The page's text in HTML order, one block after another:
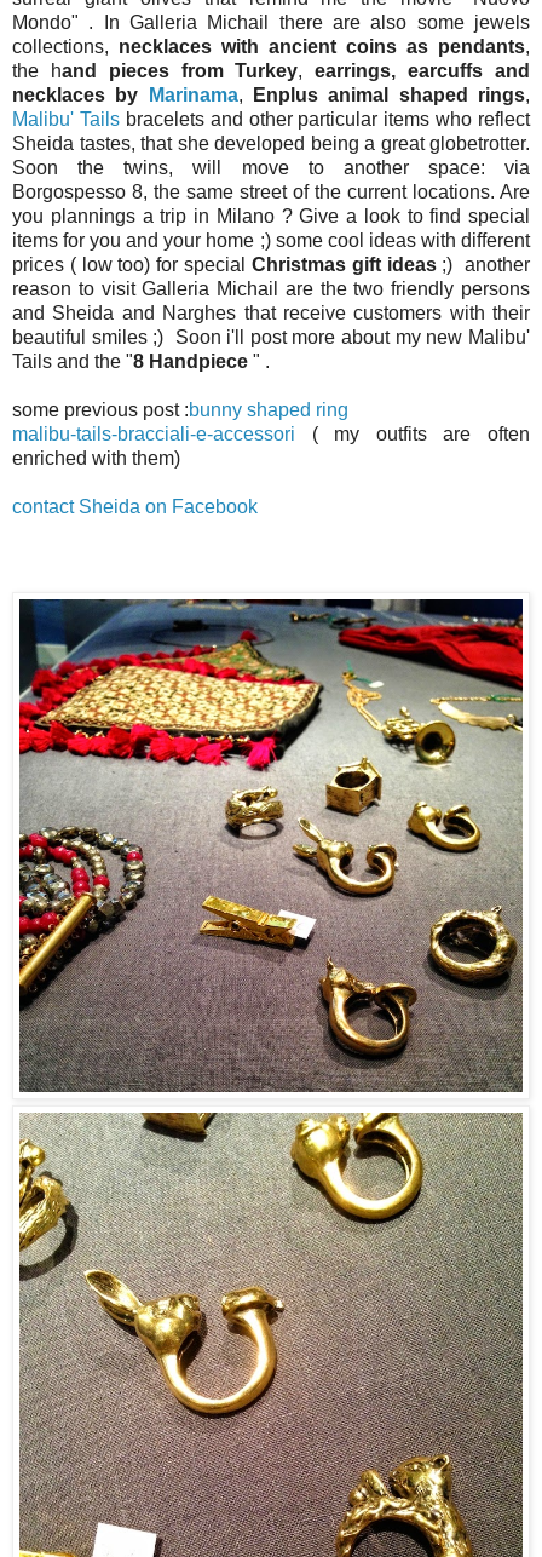
Mondo" . In Galleria Michail there are also some jewels
collections, necklaces with ancient coins as pendants,
the hand pieces from Turkey,earrings, earcuffs and
necklaces by
Marinama, Enplus animal shaped rings,
Malibu' Tailsbracelets and other particular items who reflect
Sheida tastes, that she developed being a great globetrotter.
Soon the twins, will move to another space: via
Borgospesso 8, the same street of the current locations. Are
you plannings a trip in Milano ? Give a look to find special
items for you and your home ;) some cool ideas with different
prices ( low too) for special Christmas gift ideas;) another
reason to visit Galleria Michail are the two friendly persons
and Sheida and Narghes that receive customers with their
beautiful smiles ;) Soon i'll post more about my new Malibu'
Tails and the "8 Handpiece " .
some previous post :bunny shaped ring
malibu-tails-bracciali-e-accessori ( my outfits are often
enriched with them)
contact Sheida on Facebook